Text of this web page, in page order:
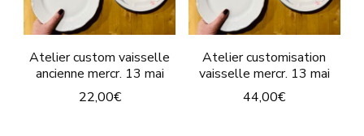
Atelier custom vaisselle
ancienne mercr. 13 mai
22,00€
Atelier customisation
vaisselle mercr. 13 mai
44,00€